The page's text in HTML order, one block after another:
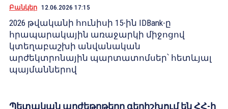
Բանկեր 12.06.2026 17:15
2026 թվականի հունիսի 15-ին IDBank-ը
հրապարակային առաջարկի միջոցով
կտեղաբաշխի անվանական
արժեկտրոնային պարտատոմսեր՝ հետևյալ
պայմաններով
Պետական արժեթղթերը գերիշխում են ՀՀ-ի